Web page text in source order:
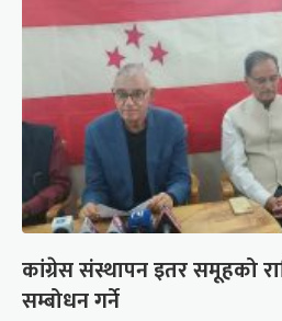
कांग्रेस संस्थापन इतर समूहको
सम्बोधन गर्ने